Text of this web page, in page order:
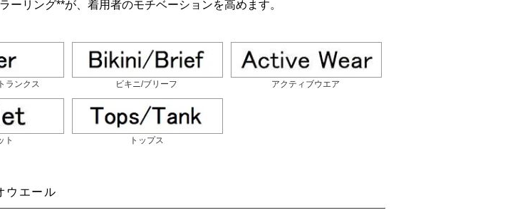
ーリング**が、着用者のモチベーションを高めます。
ランクス ビキニ/ブリーフ アクティブウエア
ト トップス
ウエール